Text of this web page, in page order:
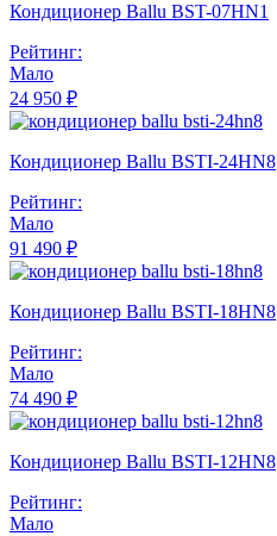
Кондиционер Ballu BST-07HN1
Рейтинг:
Мало
24 950 ₽
Кондиционер Ballu BSTI-24HN8
Рейтинг:
Мало
91 490 ₽
Кондиционер Ballu BSTI-18HN8
Рейтинг:
Мало
74 490 ₽
Кондиционер Ballu BSTI-12HN8
Рейтинг:
Мало